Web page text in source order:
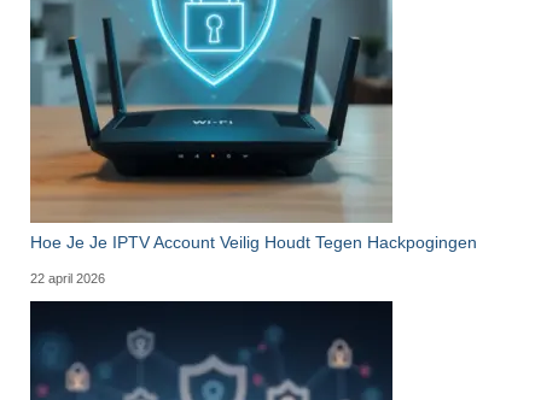
Hoe Je Je IPTV Account Veilig Houdt Tegen Hackpogingen
22 april 2026